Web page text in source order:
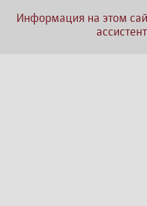
Информация на этом